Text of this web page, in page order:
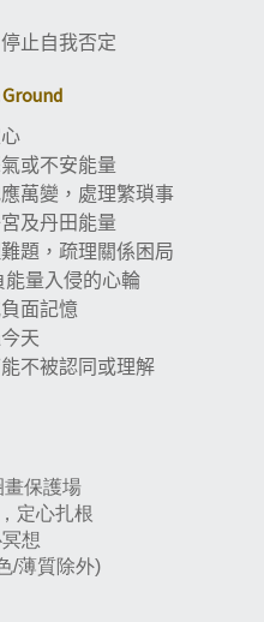
止自我否定
或不安能量
萬變，處理繁瑣事
及丹田能量
題，疏理關係困局
能量入侵的心輪
面記憶
天
不被認同或理解
畫保護場
定心扎根
想
/薄質除外)